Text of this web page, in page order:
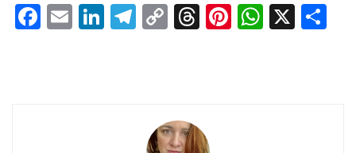
F
E
Li T
m
C
Li
n
T
s
Pi W X